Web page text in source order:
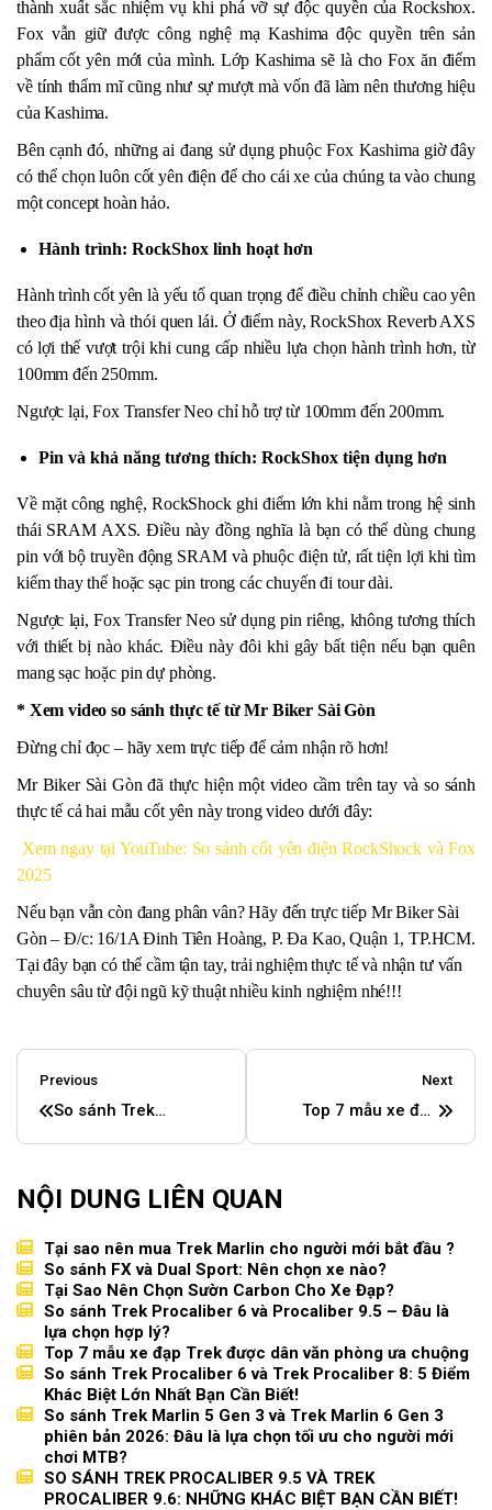
thành xuất sắc nhiệm vụ khi phá vỡ sự độc quyền của Rockshox.
Fox vẫn giữ được công nghệ mạ Kashima độc quyền trên sản
phẩm cốt yên mới của mình. Lớp Kashima sẽ là cho Fox ăn điểm
về tính thẩm mĩ cũng như sự mượt mà vốn đã làm nên thương hiệu
của Kashima.
Bên cạnh đó, những ai đang sử dụng phuộc Fox Kashima giờ đây
có thể chọn luôn cốt yên điện để cho cái xe của chúng ta vào chung
một concept hoàn hảo.
Hành trình: RockShox linh hoạt hơn
Hành trình cốt yên là yếu tố quan trọng để điều chỉnh chiều cao yên
theo địa hình và thói quen lái. Ở điểm này, RockShox Reverb AXS
có lợi thế vượt trội khi cung cấp nhiều lựa chọn hành trình hơn, từ
100mm đến 250mm.
Ngược lại, Fox Transfer Neo chỉ hỗ trợ từ 100mm đến 200mm.
Pin và khả năng tương thích: RockShox tiện dụng hơn
Về mặt công nghệ, RockShock ghi điểm lớn khi nằm trong hệ sinh
thái SRAM AXS. Điều này đồng nghĩa là bạn có thể dùng chung
pin với bộ truyền động SRAM và phuộc điện tử, rất tiện lợi khi tìm
kiếm thay thế hoặc sạc pin trong các chuyến đi tour dài.
Ngược lại, Fox Transfer Neo sử dụng pin riêng, không tương thích
với thiết bị nào khác. Điều này đôi khi gây bất tiện nếu bạn quên
mang sạc hoặc pin dự phòng.
* Xem video so sánh thực tế từ Mr Biker Sài Gòn
Đừng chỉ đọc – hãy xem trực tiếp để cảm nhận rõ hơn!
Mr Biker Sài Gòn đã thực hiện một video cầm trên tay và so sánh
thực tế cả hai mẫu cốt yên này trong video dưới đây:
Xem ngay tại YouTube: So sánh cốt yên điện RockShock và Fox
2025
Nếu bạn vẫn còn đang phân vân? Hãy đến trực tiếp Mr Biker Sài
Gòn – Đ/c: 16/1A Đinh Tiên Hoàng, P. Đa Kao, Quận 1, TP.HCM.
Tại đây bạn có thể cầm tận tay, trải nghiệm thực tế và nhận tư vấn
chuyên sâu từ đội ngũ kỹ thuật nhiều kinh nghiệm nhé!!!
Previous
So sánh Trek
Next
Top 7 mẫu xe đạp
NỘI DUNG LIÊN QUAN
Tại sao nên mua Trek Marlin cho người mới bắt đầu ?
So sánh FX và Dual Sport: Nên chọn xe nào?
Tại Sao Nên Chọn Sườn Carbon Cho Xe Đạp?
So sánh Trek Procaliber 6 và Procaliber 9.5 – Đâu là
lựa chọn hợp lý?
Top 7 mẫu xe đạp Trek được dân văn phòng ưa chuộng
So sánh Trek Procaliber 6 và Trek Procaliber 8: 5 Điểm
Khác Biệt Lớn Nhất Bạn Cần Biết!
So sánh Trek Marlin 5 Gen 3 và Trek Marlin 6 Gen 3
phiên bản 2026: Đâu là lựa chọn tối ưu cho người mới
chơi MTB?
SO SÁNH TREK PROCALIBER 9.5 VÀ TREK
PROCALIBER 9.6: NHỮNG KHÁC BIỆT BẠN CẦN BIẾT!